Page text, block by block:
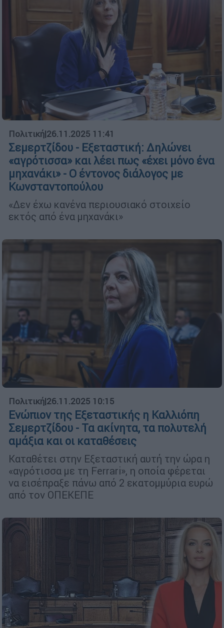
Πολιτική|26.11.2025 11:41
Σεμερτζίδου - Εξεταστική: Δηλώνει
«αγρότισσα» και λέει πως «έχει μόνο ένα
μηχανάκι» - Ο έντονος διάλογος με
Κωνσταντοπούλου
«Δεν έχω κανένα περιουσιακό στοιχείο
εκτός από ένα μηχανάκι»
Πολιτική|26.11.2025 10:15
Ενώπιον της Εξεταστικής η Καλλιόπη
Σεμερτζίδου - Τα ακίνητα, τα πολυτελή
αμάξια και οι καταθέσεις
Καταθέτει στην Εξεταστική αυτή την ώρα η
«αγρότισσα με τη Ferrari», η οποία φέρεται
να εισέπραξε πάνω από 2 εκατομμύρια ευρώ
από τον ΟΠΕΚΕΠΕ